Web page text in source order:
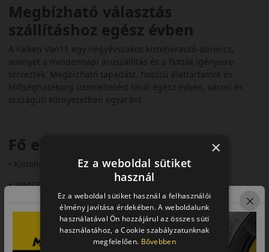
Megbízható választás
szállításhoz egész évben
A Falken Van11 egy négyévszakos kisteherautó-abroncs,
amelyet a mindennapi áruszállítás és a flották igényeire
terveztek. Megbízható tapadást, hosszú élettartamot és
költséghatékony üzemeltetést kínál egész évben, városi és
országúti környezetben egyaránt.
Fő előnyök röviden:
• Kisteherautókhoz és furgonokhoz tervezve
• 3PMSF és M+S minősítés
• Jó aquaplaning elleni védelem
• Hosszú futásteljesítmény
• Megerősített oldalfalak a tartósságért
×
Ez a weboldal sütiket
használ
Ez a weboldal sütiket használ a felhasználói
élmény javítása érdekében. A weboldalunk
használatával Ön hozzájárul az összes süti
használatához, a Cookie szabályzatunknak
megfelelően. Bővebben